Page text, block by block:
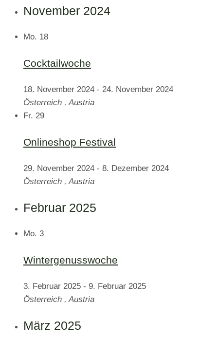
November 2024
Mo. 18
Cocktailwoche
18. November 2024 - 24. November 2024
Österreich , Austria
Fr. 29
Onlineshop Festival
29. November 2024 - 8. Dezember 2024
Österreich , Austria
Februar 2025
Mo. 3
Wintergenusswoche
3. Februar 2025 - 9. Februar 2025
Österreich , Austria
März 2025